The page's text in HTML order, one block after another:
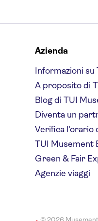
Azienda
Informazioni
A proposito di
Blog di TUI
Diventa un
Verifica l'orario
TUI Musement
Green & Fair
Agenzie viaggi